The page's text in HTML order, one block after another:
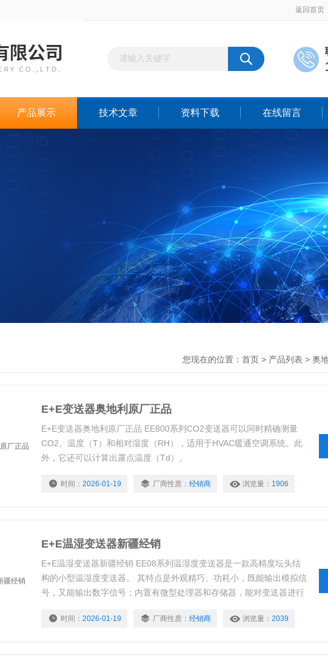
返回首页
产品展示 技术文章 资料下载 在线留言
您现在的位置： 首页 > 产品列表 > 奥
E+E变送器奥地利原厂正品
E+E变送器奥地利原厂正品 EE800系列CO2变送器可以同时精确测量
CO2、温度（T）和相对湿度（RH），适用于HVAC暖通空调系统。此
外，它还可以计算出露点温度（Td）。
时间： 2026-01-19 厂商性质： 经销商 浏览量： 1906
E+E温湿变送器新疆经销
E+E温湿变送器新疆经销 EE08系列温湿度变送器是一款高精度坛头结
构的小型温湿度变送器。 其特点是外观精巧、功耗小，既能输出模拟信
号，又能输出数字信号；内置有微型处理器和存储器，能对变送器进行
来进行测量信号的数字输出，又可以用来对变送器进行全量程的校验。
时间： 2026-01-19 厂商性质： 经销商 浏览量： 2039